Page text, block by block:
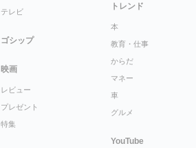
テレビ
ゴシップ
映画
レビュー
プレゼント
特集
トレンド
本
教育・仕事
からだ
マネー
車
グルメ
YouTube